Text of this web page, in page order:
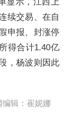
续交易、在自
申报、封涨停
得合计1.40亿
，杨波则因此
编辑：崔妮娜